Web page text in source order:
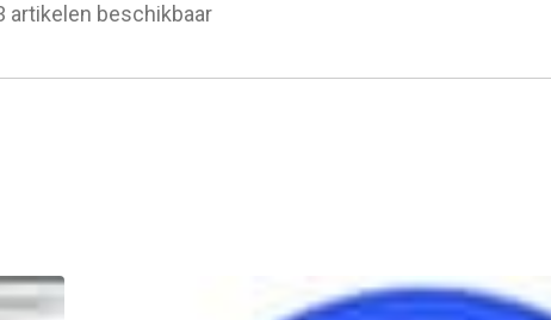
artikelen beschikbaar